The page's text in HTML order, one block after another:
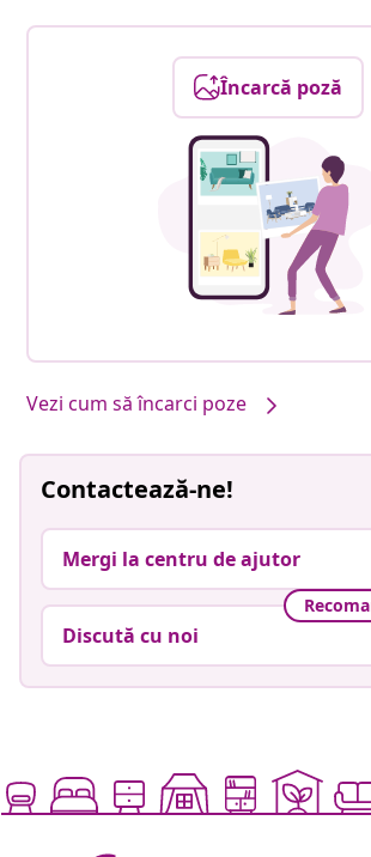
Încarcă poză
Vezi cum să încarci poze
Contactează-ne!
Mergi la centru de ajutor
Discută cu noi